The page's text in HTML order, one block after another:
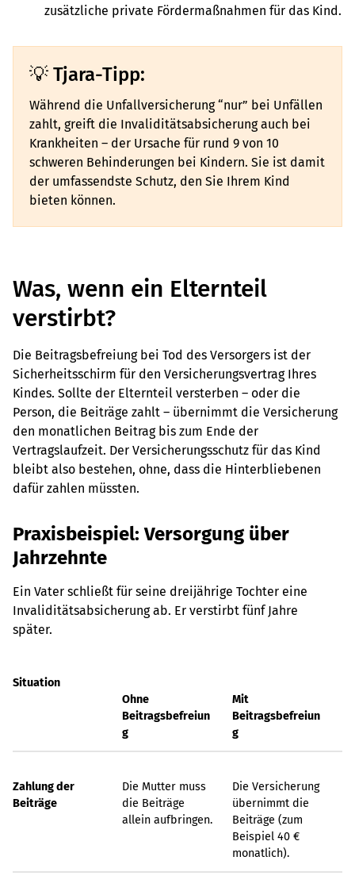
zusätzliche private Fördermaßnahmen für das Kind.
Tjara-Tipp:
Während die Unfallversicherung “nur” bei Unfällen
zahlt, greift die Invaliditätsabsicherung auch bei
Krankheiten – der Ursache für rund 9 von 10
schweren Behinderungen bei Kindern. Sie ist damit
der umfassendste Schutz, den Sie Ihrem Kind
bieten können.
Was, wenn ein Elternteil
verstirbt?
Die Beitragsbefreiung bei Tod des Versorgers ist der
Sicherheitsschirm für den Versicherungsvertrag Ihres
Kindes. Sollte der Elternteil versterben – oder die
Person, die Beiträge zahlt – übernimmt die Versicherung
den monatlichen Beitrag bis zum Ende der
Vertragslaufzeit. Der Versicherungsschutz für das Kind
bleibt also bestehen, ohne, dass die Hinterbliebenen
dafür zahlen müssten.
Praxisbeispiel: Versorgung über
Jahrzehnte
Ein Vater schließt für seine dreijährige Tochter eine
Invaliditätsabsicherung ab. Er verstirbt fünf Jahre
später.
Situation
Ohne
Beitragsbefreiun
g
Mit
Beitragsbefreiun
g
Zahlung der
Beiträge
Die Mutter muss
die Beiträge
allein aufbringen.
Die Versicherung
übernimmt die
Beiträge (zum
Beispiel 40 €
monatlich).